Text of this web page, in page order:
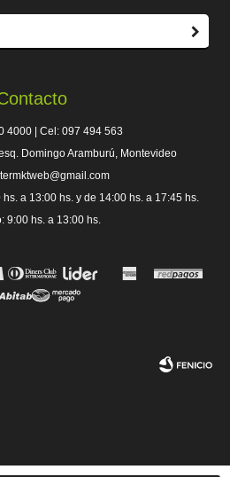
4000 | Cel: 097 494 563
Domingo Aramburú, Montevideo
a 13:00 hs. y de 14:00 hs. a 17:45 hs.
9:00 hs. a 13:00 hs.